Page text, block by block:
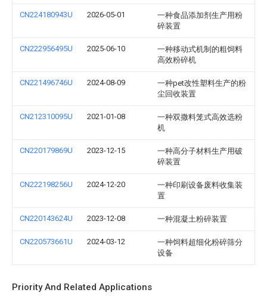
CN224180943U 2026-05-01
一种食品添加剂生产用粉
碎装置
CN222956495U 2025-06-10
一种移动式机制的粗饲料
高效粉碎机
CN221496746U 2024-08-09
一种pet改性塑料生产的粉
尘回收装置
CN212310095U 2021-01-08
一种双撒料笼式高效选粉
机
CN220179869U 2023-12-15
一种高分子材料生产用破
碎装置
CN222198256U 2024-12-20
一种印刷设备废料收集装
置
CN220143624U 2023-12-08 一种混凝土粉碎装置
CN220573661U 2024-03-12
一种饲料超细化粉碎筛分
设备
Priority And Related Applications